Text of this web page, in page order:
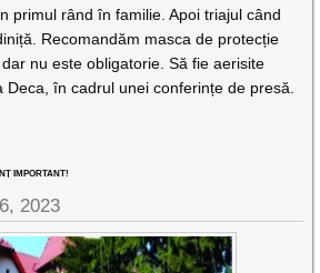
primul rând în familie. Apoi triajul când
Recomandăm masca de protecție
nu este obligatorie. Să fie aerisite
Deca, în cadrul unei conferințe de presă.
IMPORTANT!
2023